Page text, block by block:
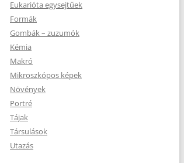
Eukarióta egysejtűek
Formák
Gombák – zuzumók
Kémia
Makró
Mikroszkópos képek
Növények
Portré
Tájak
Társulások
Utazás